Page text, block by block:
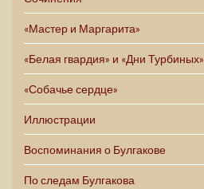
«Мастер и Маргарита»
«Белая гвардия» и «Дни Турбиных»
«Собачье сердце»
Иллюстрации
Воспоминания о Булгакове
По следам Булгакова